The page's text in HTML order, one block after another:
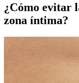
¿Cómo evitar
zona íntima?